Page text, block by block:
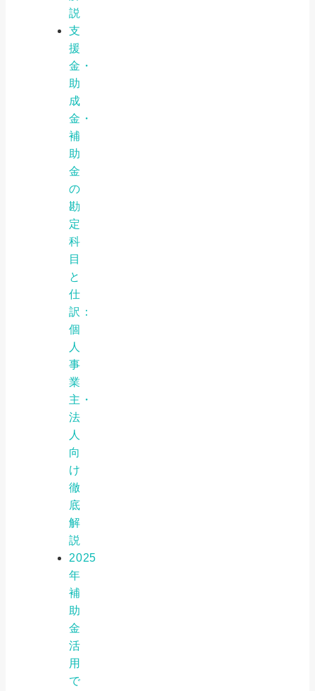
説
支
援
金・
助
成
金・
補
助
金
の
勘
定
科
目
と
仕
訳：
個
人
事
業
主・
法
人
向
け
徹
底
解
説
2025
年
補
助
金
活
用
で